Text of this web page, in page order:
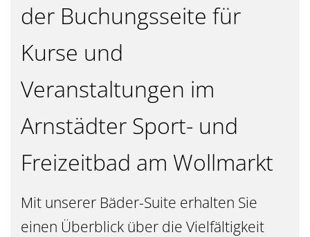
der Buchungsseite für
Kurse und
Veranstaltungen im
Arnstädter Sport- und
Freizeitbad am Wollmarkt
Mit unserer Bäder-Suite erhalten Sie
einen Überblick über die Vielfältigkeit